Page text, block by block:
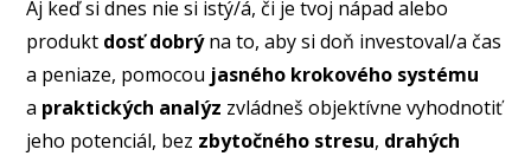
Aj keď si dnes nie si istý/á, či je tvoj nápad alebo
produkt dosť dobrýna to, aby si doň investoval/a čas
a peniaze, pomocou jasného krokového systému
a praktických analýz zvládneš objektívne vyhodnotiť
jeho potenciál, bez zbytočného stresu, drahých